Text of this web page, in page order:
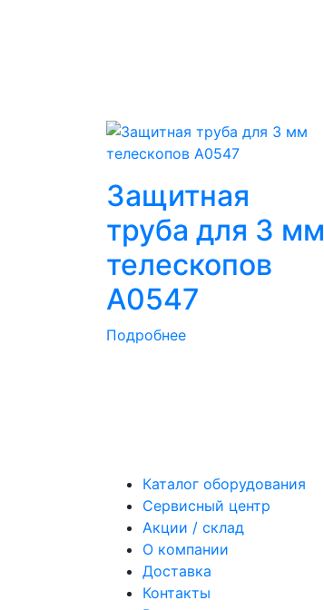
Защитная
труба для 3 мм
телескопов
A0547
Подробнее
Каталог оборудования
Сервисный центр
Акции / склад
О компании
Доставка
Контакты